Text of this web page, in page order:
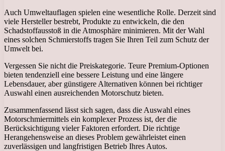
Auch Umweltauflagen spielen eine wesentliche Rolle. Derzeit sind
viele Hersteller bestrebt, Produkte zu entwickeln, die den
Schadstoffausstoß in die Atmosphäre minimieren. Mit der Wahl
eines solchen Schmierstoffs tragen Sie Ihren Teil zum Schutz der
Umwelt bei.
Vergessen Sie nicht die Preiskategorie. Teure Premium-Optionen
bieten tendenziell eine bessere Leistung und eine längere
Lebensdauer, aber günstigere Alternativen können bei richtiger
Auswahl einen ausreichenden Motorschutz bieten.
Zusammenfassend lässt sich sagen, dass die Auswahl eines
Motorschmiermittels ein komplexer Prozess ist, der die
Berücksichtigung vieler Faktoren erfordert. Die richtige
Herangehensweise an dieses Problem gewährleistet einen
zuverlässigen und langfristigen Betrieb Ihres Autos.